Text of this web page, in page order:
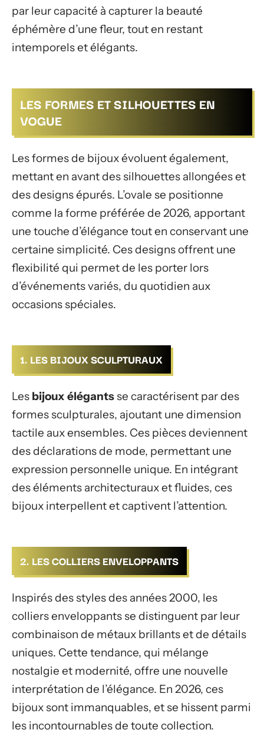
par leur capacité à capturer la beauté
éphémère d’une fleur, tout en restant
intemporels et élégants.
LES FORMES ET SILHOUETTES EN
VOGUE
Les formes de bijoux évoluent également,
mettant en avant des silhouettes allongées et
des designs épurés. L’ovale se positionne
comme la forme préférée de 2026, apportant
une touche d’élégance tout en conservant une
certaine simplicité. Ces designs offrent une
flexibilité qui permet de les porter lors
d’événements variés, du quotidien aux
occasions spéciales.
1. LES BIJOUX SCULPTURAUX
Les bijoux élégantsse caractérisent par des
formes sculpturales, ajoutant une dimension
tactile aux ensembles. Ces pièces deviennent
des déclarations de mode, permettant une
expression personnelle unique. En intégrant
des éléments architecturaux et fluides, ces
bijoux interpellent et captivent l’attention.
2. LES COLLIERS ENVELOPPANTS
Inspirés des styles des années 2000, les
colliers enveloppants se distinguent par leur
combinaison de métaux brillants et de détails
uniques. Cette tendance, qui mélange
nostalgie et modernité, offre une nouvelle
interprétation de l’élégance. En 2026, ces
bijoux sont immanquables, et se hissent parmi
les incontournables de toute collection.